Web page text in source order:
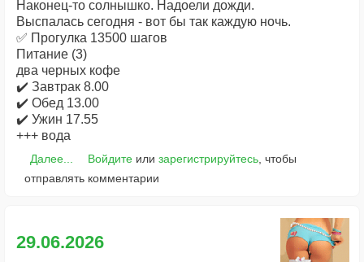
Наконец-то солнышко. Надоели дожди.
Выспалась сегодня - вот бы так каждую ночь.
✅ Прогулка 13500 шагов
Питание (3)
два черных кофе
✔️ Завтрак 8.00
✔️ Обед 13.00
✔️ Ужин 17.55
+++ вода
Далее... Войдитеили зарегистрируйтесь, чтобы
отправлять комментарии
29.06.2026